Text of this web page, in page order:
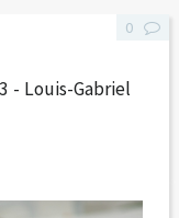
- Louis-Gabriel
0